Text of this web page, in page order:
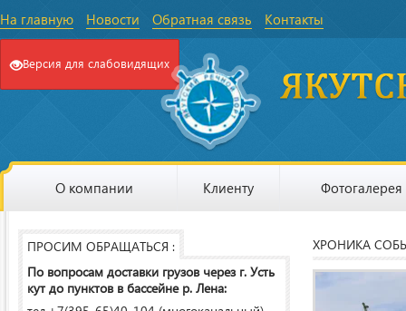
На главную Новости Обратная связь Контакты
Версия для слабовидящих
О компании Клиенту Фотогалерея
ПРОСИМ ОБРАЩАТЬСЯ :
По вопросам доставки грузов через г. Усть
кут до пунктов в бассейне р. Лена:
ХРОНИКА